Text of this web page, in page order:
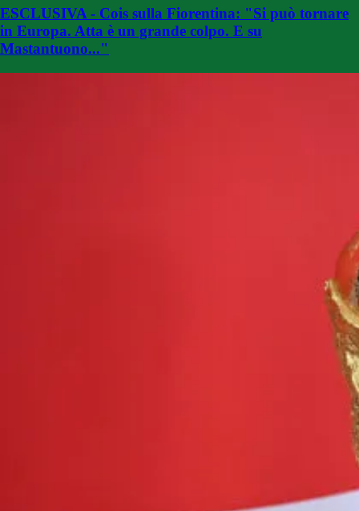
ESCLUSIVA - Cois sulla Fiorentina: "Si può tornare
in Europa. Atta è un grande colpo. E su
Mastantuono..."